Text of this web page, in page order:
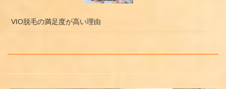
VIO脱毛の満足度が高い理由